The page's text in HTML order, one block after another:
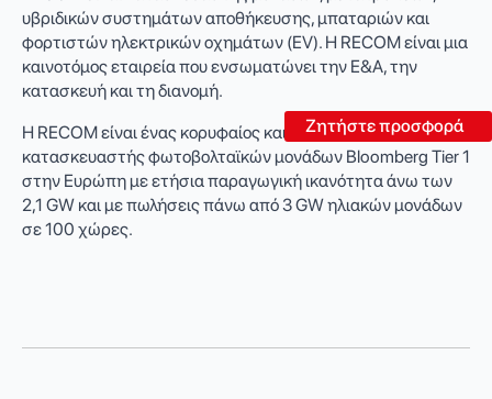
Ζητήστε προσφορά
υβριδικών συστημάτων αποθήκευσης, μπαταριών και
φορτιστών ηλεκτρικών οχημάτων (EV). Η RECOM είναι μια
καινοτόμος εταιρεία που ενσωματώνει την Ε&Α, την
κατασκευή και τη διανομή.
Η RECOM είναι ένας κορυφαίος και ο μοναδικός
κατασκευαστής φωτοβολταϊκών μονάδων Bloomberg Tier 1
στην Ευρώπη με ετήσια παραγωγική ικανότητα άνω των
2,1 GW και με πωλήσεις πάνω από 3 GW ηλιακών μονάδων
σε 100 χώρες.